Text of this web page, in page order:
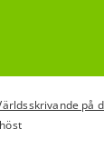
på